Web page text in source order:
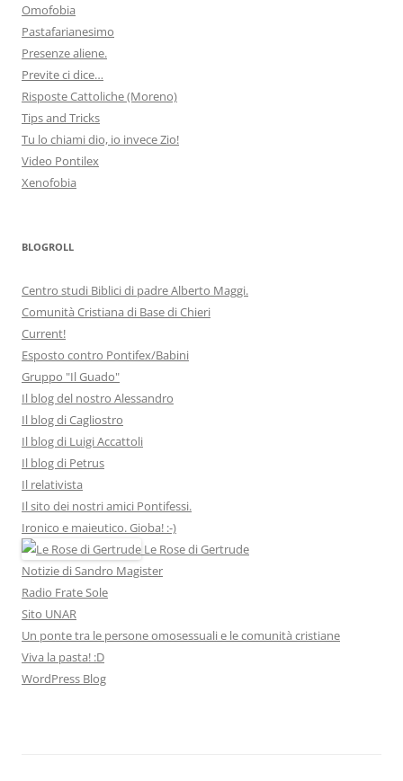
Omofobia
Pastafarianesimo
Presenze aliene.
Previte ci dice…
Risposte Cattoliche (Moreno)
Tips and Tricks
Tu lo chiami dio, io invece Zio!
Video Pontilex
Xenofobia
BLOGROLL
Centro studi Biblici di padre Alberto Maggi.
Comunità Cristiana di Base di Chieri
Current!
Esposto contro Pontifex/Babini
Gruppo "Il Guado"
Il blog del nostro Alessandro
Il blog di Cagliostro
Il blog di Luigi Accattoli
Il blog di Petrus
Il relativista
Il sito dei nostri amici Pontifessi.
Ironico e maieutico. Gioba! :-)
Le Rose di Gertrude
Notizie di Sandro Magister
Radio Frate Sole
Sito UNAR
Un ponte tra le persone omosessuali e le comunità cristiane
Viva la pasta! :D
WordPress Blog